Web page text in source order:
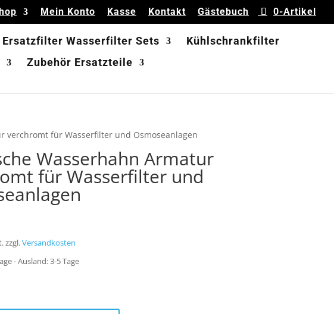
Mein Konto Kasse Kontakt Gästebuch 0-Artikel
Ersatzfilter Wasserfilter Sets
Kühlschrankfilter
Zubehör Ersatzteile
verchromt für Wasserfilter und Osmoseanlagen
Wasserhahn Armatur
für Wasserfilter und
zzgl.Versandkosten
- Ausland: 3-5 Tage